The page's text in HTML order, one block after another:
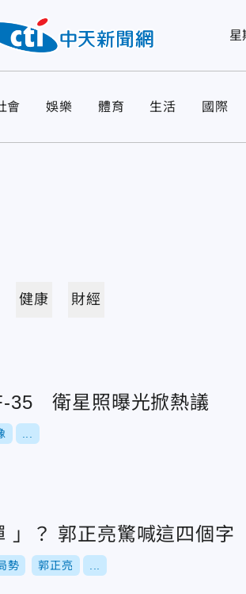
星
會 娛樂 體育 生活 國際
健康 財經
35 衛星照曝光掀熱議
」？ 郭正亮驚喊這四個字
勢 郭正亮